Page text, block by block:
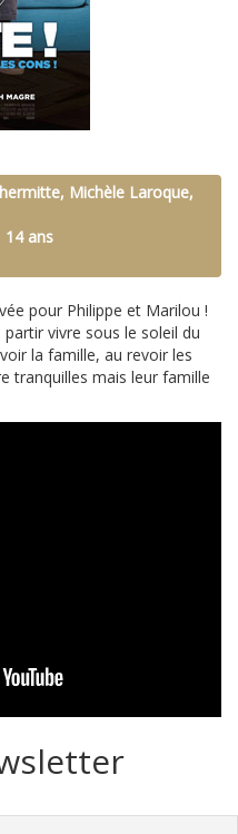
Michèle Laroque,
14 ans
pour Philippe et Marilou !
partir vivre sous le soleil du
la famille, au revoir les
tranquilles mais leur famille